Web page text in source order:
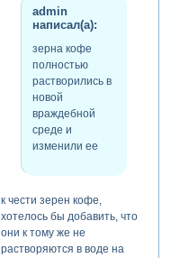
admin
написал(а):
зерна кофе
полностью
растворились в
новой
враждебной
среде и
изменили ее
к чести зерен кофе,
хотелось бы добавить, что
они к тому же не
растворяются в воде на